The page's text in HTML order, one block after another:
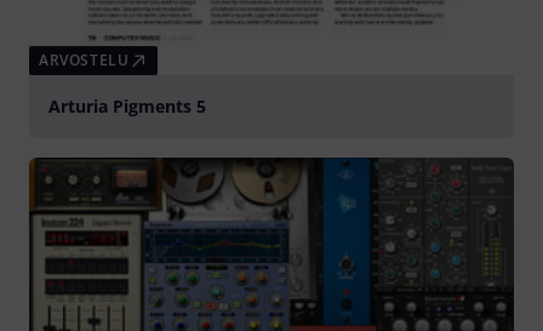
ARVOSTELU
Arturia Pigments 5